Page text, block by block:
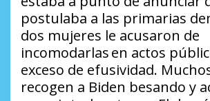
postulaba a las primarias
dos mujeres le acusaron de
incomodarlas en actos
exceso de efusividad.
recogen a Biden besando y